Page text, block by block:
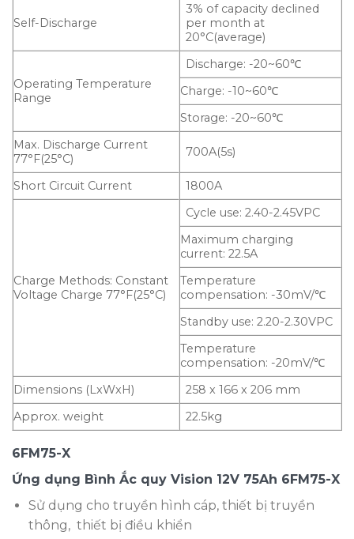
Self-Discharge
3% of capacity declined
per month at
20°C(average)
Operating Temperature
Range
Discharge: -20~60℃
Charge: -10~60℃
Storage: -20~60℃
Max. Discharge Current
77°F(25°C)
700A(5s)
Short Circuit Current 1800A
Charge Methods: Constant
Voltage Charge 77°F(25°C)
Cycle use: 2.40-2.45VPC
Maximum charging
current: 22.5A
Temperature
compensation: -30mV/℃
Standby use: 2.20-2.30VPC
Temperature
compensation: -20mV/℃
Dimensions (LxWxH)
258 x 166 x 206 mm
Approx. weight
22.5kg
6FM75-X
Ứng dụng Bình Ắc quy Vision 12V 75Ah 6FM75-X
Sử dụng cho truyền hình cáp, thiết bị truyền
thông, thiết bị điều khiển